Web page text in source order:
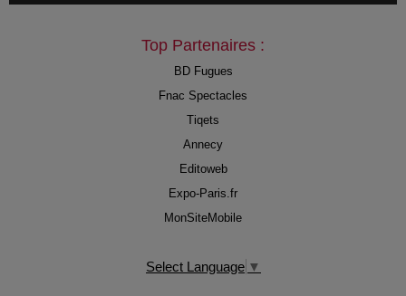
Top Partenaires :
BD Fugues
Fnac Spectacles
Tiqets
Annecy
Editoweb
Expo-Paris.fr
MonSiteMobile
Select Language ▼